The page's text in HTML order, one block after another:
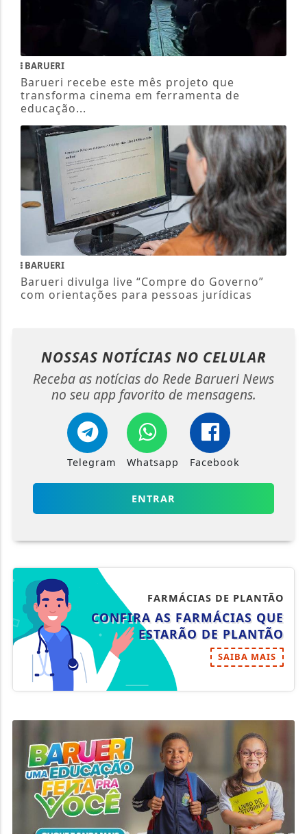
BARUERI
Barueri recebe este mês projeto que
transforma cinema em ferramenta de
educação...
BARUERI
Barueri divulga live “Compre do Governo”
com orientações para pessoas jurídicas
NOSSAS NOTÍCIAS NO CELULAR
Receba as notícias do Rede Barueri News
no seu app favorito de mensagens.
Telegram Whatsapp Facebook
ENTRAR
FARMÁCIAS DE PLANTÃO
CONFIRA AS FARMÁCIAS QUE
ESTARÃO DE PLANTÃO
SAIBA MAIS